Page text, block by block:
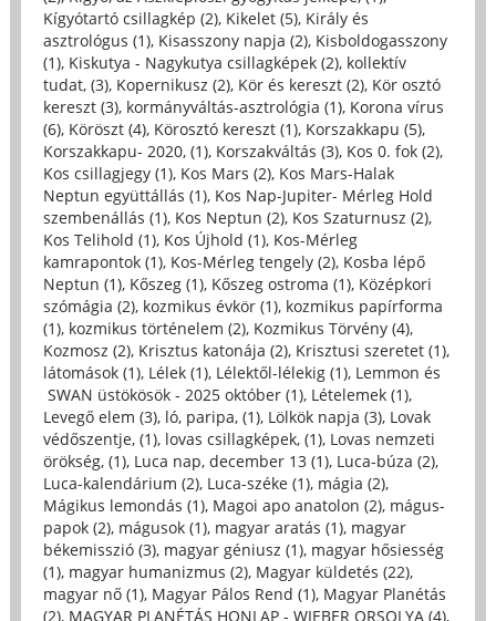
Kígyótartó csillagkép (2), Kikelet (5), Király és
asztrológus (1), Kisasszony napja (2), Kisboldogasszony
(1), Kiskutya - Nagykutya csillagképek (2), kollektív
tudat, (3), Kopernikusz (2), Kör és kereszt (2), Kör osztó
kereszt (3), kormányváltás-asztrológia (1), Korona vírus
(6), Köröszt (4), Körosztó kereszt (1), Korszakkapu (5),
Korszakkapu- 2020, (1), Korszakváltás (3), Kos 0. fok (2),
Kos csillagjegy (1), Kos Mars (2), Kos Mars-Halak
Neptun együttállás (1), Kos Nap-Jupiter- Mérleg Hold
szembenállás (1), Kos Neptun (2), Kos Szaturnusz (2),
Kos Telihold (1), Kos Újhold (1), Kos-Mérleg
kamrapontok (1), Kos-Mérleg tengely (2), Kosba lépő
Neptun (1), Kőszeg (1), Kőszeg ostroma (1), Középkori
szómágia (2), kozmikus évkör (1), kozmikus papírforma
(1), kozmikus történelem (2), Kozmikus Törvény (4),
Kozmosz (2), Krisztus katonája (2), Krisztusi szeretet (1),
látomások (1), Lélek (1), Lélektől-lélekig (1), Lemmon és
SWAN üstökösök - 2025 október (1), Lételemek (1),
Levegő elem (3), ló, paripa, (1), Lölkök napja (3), Lovak
védőszentje, (1), lovas csillagképek, (1), Lovas nemzeti
örökség, (1), Luca nap, december 13 (1), Luca-búza (2),
Luca-kalendárium (2), Luca-széke (1), mágia (2),
Mágikus lemondás (1), Magoi apo anatolon (2), mágus-
papok (2), mágusok (1), magyar aratás (1), magyar
békemisszió (3), magyar géniusz (1), magyar hősiesség
(1), magyar humanizmus (2), Magyar küldetés (22),
magyar nő (1), Magyar Pálos Rend (1), Magyar Planétás
(2), MAGYAR PLANÉTÁS HONLAP - WIEBER ORSOLYA (4),